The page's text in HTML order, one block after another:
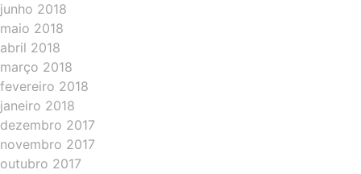
junho 2018
maio 2018
abril 2018
março 2018
fevereiro 2018
janeiro 2018
dezembro 2017
novembro 2017
outubro 2017